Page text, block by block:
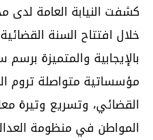
كشفت النيابة العامة لدى
خلال افتتاح السنة
مؤسساتية متواصلة تروم
القضائي، وتسريع وتيرة
المواطن في منظومة